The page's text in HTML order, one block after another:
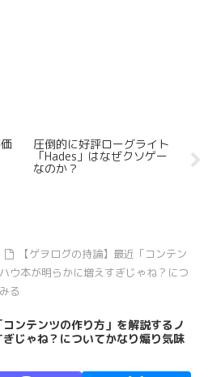
圧倒的に好評ローグライト
「Hades」はなぜクソゲー
なのか？
で
ゲ
【ゲヲログの持論】最近「コンテン
ウ本が明らかに増えすぎじゃね？につ
る
コンテンツの作り方」を解説するノ
じゃね？についてかなり煽り気味